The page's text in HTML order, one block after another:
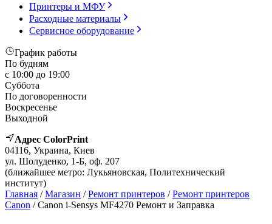
Принтеры и МФУ
Расходные материалы
Сервисное оборудование
График работы
По будням
с 10:00 до 19:00
Суббота
По договоренности
Воскресенье
Выходной
Адрес ColorPrint
04116, Украина, Киев
ул. Шолуденко, 1-Б, оф. 207
(ближайшее метро: Лукьяновская, Политехнический
институт)
Главная /Магазин /Ремонт принтеров /Ремонт принтеров
Canon / Canon i-Sensys MF4270 Ремонт и Заправка